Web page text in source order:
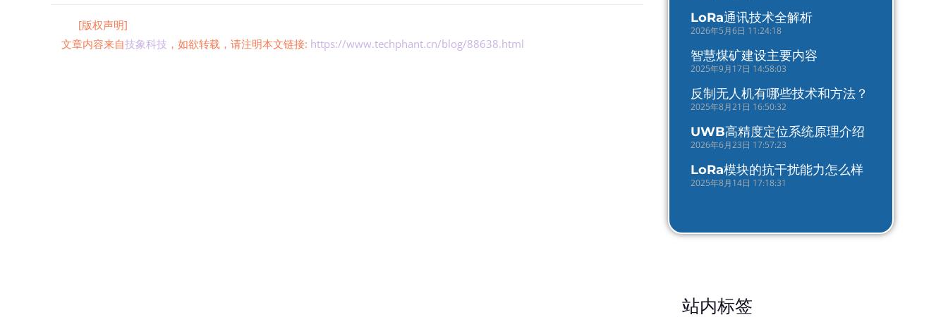
[版权声明]
文章内容来自技象科技 ，如欲转载，请注明本文链接: https://www.techphant.cn/blog/88638.html
LoRa通讯技术全解析
2026年5月6日 11:24:18
智慧煤矿建设主要内容
2025年9月17日 14:58:03
反制无人机有哪些技术和方法？
2025年8月21日 16:50:32
UWB高精度定位系统原理介绍
2026年6月23日 17:57:23
LoRa模块的抗干扰能力怎么样
2025年8月14日 17:18:31
站内标签